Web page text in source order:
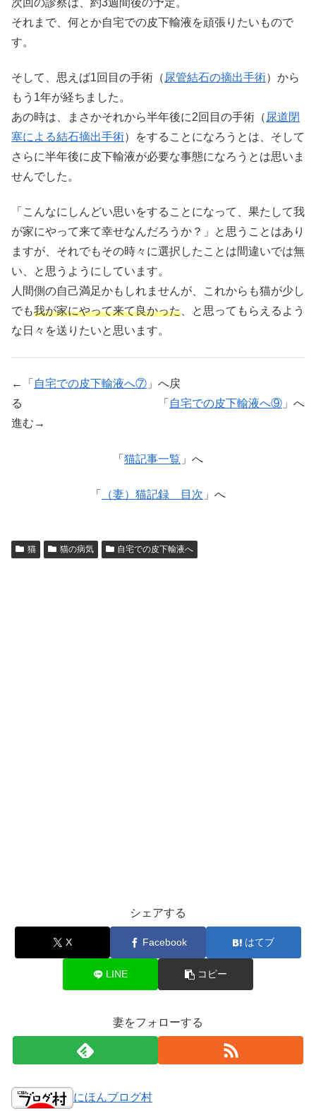
それまで、何とか自宅での皮下輸液を頑張りたいもので
す。
そして、思えば1回目の手術（ 尿管結石の摘出手術）から
もう1年が経ちました。
あの時は、まさかそれから半年後に2回目の手術（ 尿道閉
塞による結石摘出手術）をすることになろうとは、そして
さらに半年後に皮下輸液が必要な事態になろうとは思いま
せんでした。
「こんなにしんどい思いをすることになって、果たして我
が家にやって来て幸せなんだろうか？」と思うことはあり
ますが、それでもその時々に選択したことは間違いでは無
い、と思うようにしています。
人間側の自己満足かもしれませんが、これからも猫が少し
でも我が家にやって来て良かった、と思ってもらえるよう
な日々を送りたいと思います。
←「 自宅での皮下輸液へ⑦ 」へ戻
る 「 自宅での皮下輸液へ⑨ 」へ
進む→
「 猫記事一覧 」へ
「 （妻）猫記録 目次 」へ
猫 猫の病気 自宅での皮下輸液へ
シェアする
X Facebook はてブ
LINE コピー
妻をフォローする
にほんブログ村